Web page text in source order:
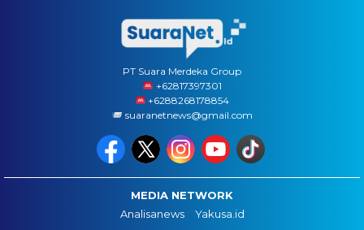
PT Suara Merdeka Group
‪+62817397301
+6288268178854
suaranetnews@gmail.com
MEDIA NETWORK
Analisanews
Yakusa.id